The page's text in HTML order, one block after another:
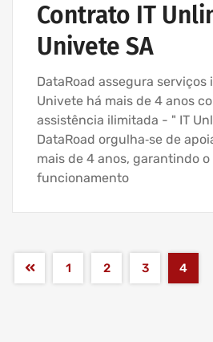
Contrato IT
Univete SA
DataRoad assegura serviços
Univete há mais de 4 anos
assistência ilimitada - " IT
DataRoad orgulha‑se de
mais de 4 anos, garantindo o
funcionamento
1 2 3 4